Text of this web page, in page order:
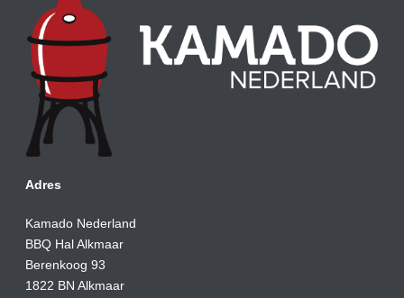
Adres
Kamado Nederland
BBQ Hal Alkmaar
Berenkoog 93
1822 BN Alkmaar